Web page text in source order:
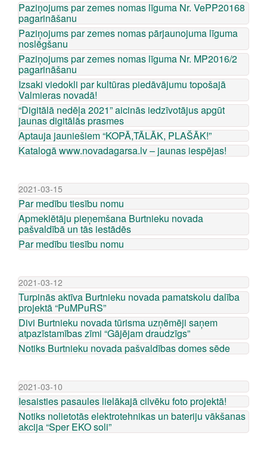
Paziņojums par zemes nomas līguma Nr. VePP­2016­8
pagarināšanu
Paziņojums par zemes nomas pārjaunojuma līguma
noslēgšanu
Paziņojums par zemes nomas līguma Nr. MP­2016/2
pagarināšanu
Izsaki viedokli par kultūras piedāvājumu topošajā
Valmieras novadā!
“Digitālā nedēļa 2021” aicinās iedzīvotājus apgūt
jaunas digitālās prasmes
Aptauja jauniešiem “KOPĀ,TĀLĀK, PLAŠĀK!”
Katalogā www.novadagarsa.lv – jaunas iespējas!
2021-03-15
Par medību tiesību nomu
Apmeklētāju pieņemšana Burtnieku novada
pašvaldībā un tās iestādēs
Par medību tiesību nomu
2021-03-12
Turpinās aktīva Burtnieku novada pamatskolu dalība
projektā “PuMPuRS”
Divi Burtnieku novada tūrisma uzņēmēji saņem
atpazīstamības zīmi “Gājējam draudzīgs”
Notiks Burtnieku novada pašvaldības domes sēde
2021-03-10
Iesaisties pasaules lielākajā cilvēku foto projektā!
Notiks nolietotās elektrotehnikas un bateriju vākšanas
akcija “Sper EKO soli”